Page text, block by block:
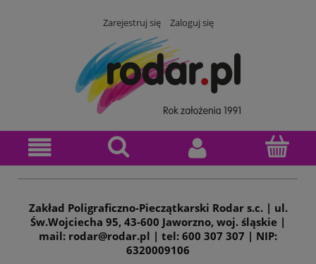
Zarejestruj się Zaloguj się
Zakład Poligraficzno-Pieczątkarski Rodar s.c. | ul.
Św.Wojciecha 95, 43-600 Jaworzno, woj. śląskie |
mail: rodar@rodar.pl | tel: 600 307 307 | NIP:
6320009106